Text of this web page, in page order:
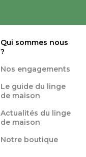
Qui sommes nous
?
Nos engagements
Le guide du linge
de maison
Actualités du linge
de maison
Notre boutique